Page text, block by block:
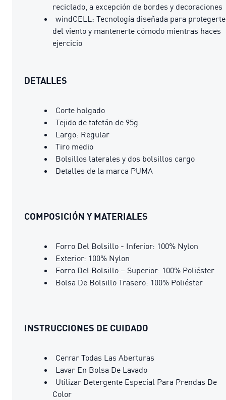
reciclado, a excepción de bordes y decoraciones
windCELL: Tecnología diseñada para protegerte
del viento y mantenerte cómodo mientras haces
ejercicio
DETALLES
Corte holgado
Tejido de tafetán de 95g
Largo: Regular
Tiro medio
Bolsillos laterales y dos bolsillos cargo
Detalles de la marca PUMA
COMPOSICIÓN Y MATERIALES
Forro Del Bolsillo - Inferior: 100% Nylon
Exterior: 100% Nylon
Forro Del Bolsillo – Superior: 100% Poliéster
Bolsa De Bolsillo Trasero: 100% Poliéster
INSTRUCCIONES DE CUIDADO
Cerrar Todas Las Aberturas
Lavar En Bolsa De Lavado
Utilizar Detergente Especial Para Prendas De
Color